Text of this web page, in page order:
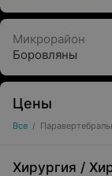
Микрорайон
Боровляны
Цены
Все /
Хирургия /